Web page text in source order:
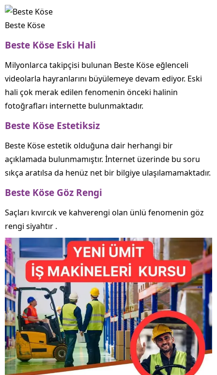
Beste Köse
Beste Köse Eski Hali
Milyonlarca takipçisi bulunan Beste Köse eğlenceli
videolarla hayranlarını büyülemeye devam ediyor. Eski
hali çok merak edilen fenomenin önceki halinin
fotoğrafları internette bulunmaktadır.
Beste Köse Estetiksiz
Beste Köse estetik olduğuna dair herhangi bir
açıklamada bulunmamıştır. İnternet üzerinde bu soru
sıkça aratılsa da henüz net bir bilgiye ulaşılamamaktadır.
Beste Köse Göz Rengi
Saçları kıvırcık ve kahverengi olan ünlü fenomenin göz
rengi siyahtır .